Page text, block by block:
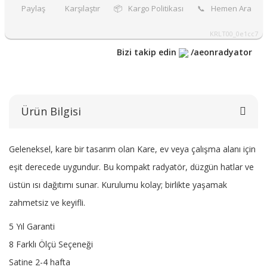
Paylaş Karşılaştır 📦 Kargo Politikası 📞 Hemen Ara
KRLT00_0e1cc7
Bizi takip edin /aeonradyator
Ürün Bilgisi
Geleneksel, kare bir tasarım olan Kare, ev veya çalışma alanı için
eşit derecede uygundur. Bu kompakt radyatör, düzgün hatlar ve
üstün ısı dağıtımı sunar. Kurulumu kolay; birlikte yaşamak
zahmetsiz ve keyifli.
5 Yıl Garanti
8 Farklı Ölçü Seçeneği
Satine 2-4 hafta